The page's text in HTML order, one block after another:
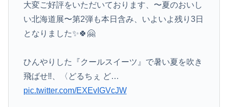
大変ご好評をいただいております、〜夏のおいし
い北海道展〜第2弾も本日含み、いよいよ残り3日
となりました✨🍀🤗
ひんやりした『クールスイーツ』で暑い夏を吹き
飛ばせ‼️、〈どるちぇ ど…
pic.twitter.com/EXEvIGVcJW